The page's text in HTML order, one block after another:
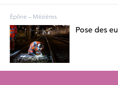
Épône – Mézières
Pose des